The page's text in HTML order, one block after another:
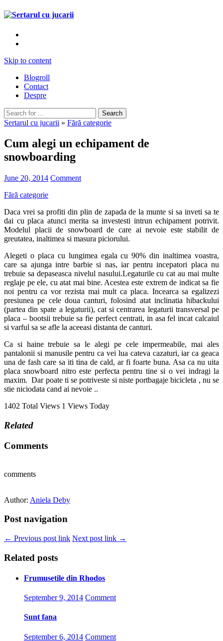
Skip to content
Blogroll
Contact
Despre
Sertarul cu jucarii » Fără categorie
Cum alegi un echipament de
snowboarding
June 20, 2014 Comment
Fără categorie
Daca vrei sa profiti din plin de zapada de la munte si sa inveti sa te
dai cu placa atunci merita sa investesti intr­un echipament potrivit.
Modelul placii de snowboard de care ai nevoie este stabilit de
greutatea, inaltimea si masura piciorului.
Alegeti o placa cu lungimea egala cu 90% din inaltimea voastra,
care sa ajunga intre barbie si nas, iar pentru incepatori placa nu
trebuie sa depaseasca nivelul nasului.Legaturile cu cat au mai multe
reglaje pe ele, cu atat mai bine. Acestea este extrem de indicat sa fie
noi pentru ca vor rezista mai mult ca placa. Incearca sa egalizezi
presiunea pe cele doua canturi, folosind atat inclinatia hi­back­ului
(partea din spate a legaturii), cat si centrarea legaturii transversal pe
placa – boots­ii trebuie sa fie perfect centrati, in asa fel incat calcaiul
si varful sa se afle la aceeasi distanta de canturi.
Ca si haine trebuie sa le alegi pe cele impermeabile, mai ales
pantalonii si manusile pentru ca vei lua cateva cazaturi, iar ca geaca
una de fash care sa iti tina de cald, ar fi foarte buna. Asa ca nu uita
placa snowboard nitro este perfecta pentru tine si o vei indragi la
maxim. Dar poate ti se potriveste si niste portbagaje bicicleta , nu se
stie niciodata cand ai nevoie ..
1402 Total Views 1 Views Today
Related
Comments
comments
Author: Aniela Deby
Post navigation
← Previous post link Next post link →
Related posts
Frumusetile din Rhodos
September 9, 2014 Comment
Sunt fana
September 6, 2014 Comment